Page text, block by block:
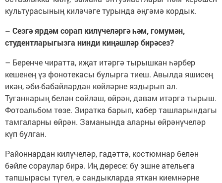
культурасының киләчәге турында әңгәмә кордык.
– Сезгә ярдәм сорап килүчеләргә һәм, гомумән,
студентларыгызга нинди киңәшләр бирәсез?
– Беренче чиратта, иҗат итәргә тырышкан һәрбер
кешенең үз фонотекасы булырга тиеш. Авылда яшисең
икән, әби-бабайлардан көйләрне яздырып ал.
Туганнарың белән сөйләш, өйрән, дәвам итәргә тырыш.
Фотоальбом төзе. Зиратка барып, кабер ташларындагы
тамгаларны өйрән. Заманында аларны өйрәнүчеләр
күп булган.
Районнардан килүчеләр, гадәттә, костюмнар белән
бәйле сораулар бирә. Иң дөресе: бу эшне ательега
тапшырасы түгел, ә сандыкларда яткан киемнәрне